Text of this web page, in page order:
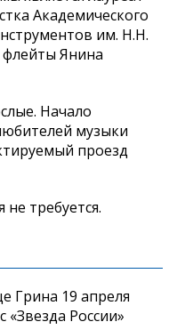
Академического
им. Н.Н.
флейты Янина
Начало
музыки
проезд
требуется.
Грина 19 апреля
России»